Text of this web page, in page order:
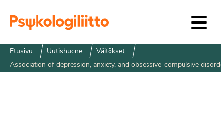
Etusivu Uutishuone
Väitökset
Association of depression, anxiety, and obsessive-compulsive